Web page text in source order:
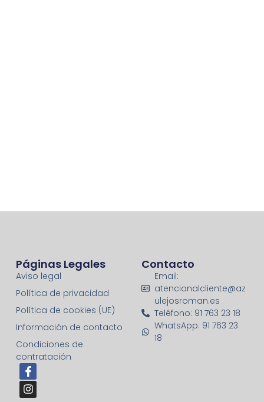
Páginas Legales
Aviso legal
Política de privacidad
Política de cookies (UE)
Información de contacto
Condiciones de
contratación
Contacto
Email:
atencionalcliente@az
ulejosroman.es
Teléfono: 91 763 23 18
WhatsApp: 91 763 23
18
F
a
c
e
I
n
s
t